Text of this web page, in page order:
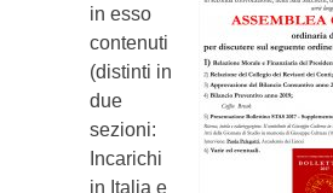
in esso
contenuti
(distinti in
due
sezioni:
Incarichi
in Italia e